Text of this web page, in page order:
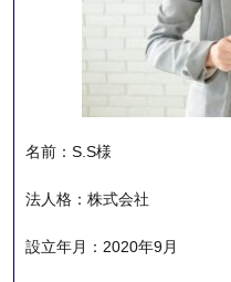
名前：S.S様
法人格：株式会社
設立年月：2020年9月